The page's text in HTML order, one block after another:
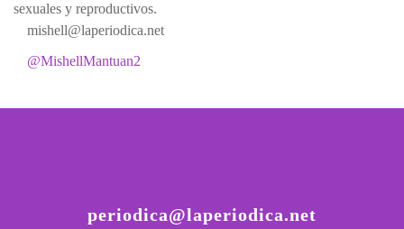
sexuales y reproductivos.
mishell@laperiodica.net
@MishellMantuan2
periodica@laperiodica.net